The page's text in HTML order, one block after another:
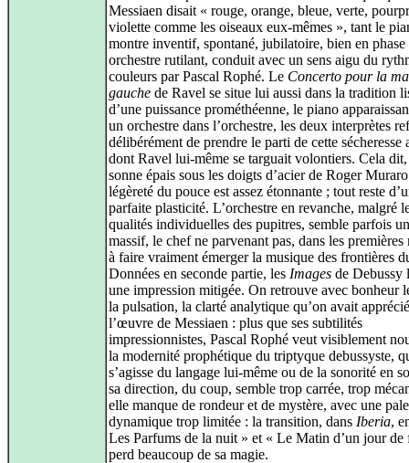
Messiaen disait « rouge, orange, bleue, verte,
violette comme les oiseaux eux-mêmes », tant le
montre inventif, spontané, jubilatoire, bien en phase
orchestre rutilant, conduit avec un sens aigu du
couleurs par Pascal Rophé. Le Concerto pour la
gauche de Ravel se situe lui aussi dans la tradition
d’une puissance prométhéenne, le piano
un orchestre dans l’orchestre, les deux interprètes
délibérément de prendre le parti de cette sécheresse
dont Ravel lui-même se targuait volontiers. Cela
sonne épais sous les doigts d’acier de Roger
légèreté du pouce est assez étonnante ; tout reste
parfaite plasticité. L’orchestre en revanche, malgré
qualités individuelles des pupitres, semble parfois
massif, le chef ne parvenant pas, dans les premières
à faire vraiment émerger la musique des frontières
Données en seconde partie, les Images de Debussy
une impression mitigée. On retrouve avec bonheur
la pulsation, la clarté analytique qu’on avait
l’œuvre de Messiaen : plus que ses subtilités
impressionnistes, Pascal Rophé veut visiblement
la modernité prophétique du triptyque debussyste,
s’agisse du langage lui-même ou de la sonorité en
sa direction, du coup, semble trop carrée, trop
elle manque de rondeur et de mystère, avec une
dynamique trop limitée : la transition, dans Iberia,
Les Parfums de la nuit » et « Le Matin d’un jour de
perd beaucoup de sa magie.